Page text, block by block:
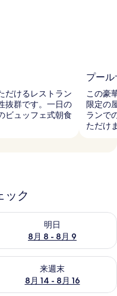
だけるレストラン
抜群です。一日の
ビュッフェ式朝食
プー
この豪
限定の
ランで
ただけ
ック
ク
明日
8月 8 - 8月 9
8月 8 - 8月 9 の空室状況
ック
来週末
8月 14 - 8月 16
末 8月 14 - 8月 16 の空室